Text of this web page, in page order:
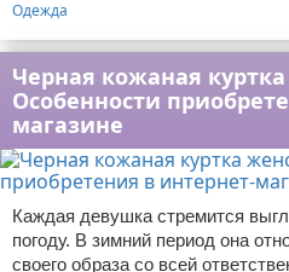
Одежда
Черная кожаная
Особенности
магазине
Каждая девушка стремится
погоду. В зимний период она
своего образа со всей